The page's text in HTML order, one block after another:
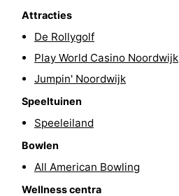
Steden
Natuur
Sporten
Zwembaden
Fietsen
Attracties
De Rollygolf
Play World Casino Noordwijk
Jumpin' Noordwijk
Speeltuinen
Speeleiland
Bowlen
All American Bowling
Wellness centra